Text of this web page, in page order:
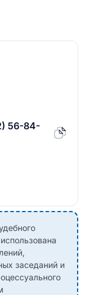
56-84-
заседаний и